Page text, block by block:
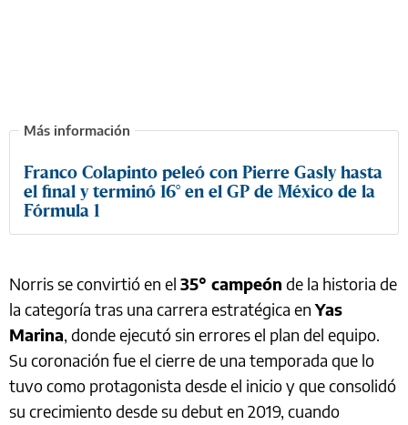
Franco Colapinto peleó con Pierre Gasly hasta
el final y terminó 16° en el GP de México de la
Fórmula 1
Norris se convirtió en el 35° campeón de la historia de
la categoría tras una carrera estratégica enYas
Marina, donde ejecutó sin errores el plan del equipo.
Su coronación fue el cierre de una temporada que lo
tuvo como protagonista desde el inicio y que consolidó
su crecimiento desde su debut en 2019, cuando